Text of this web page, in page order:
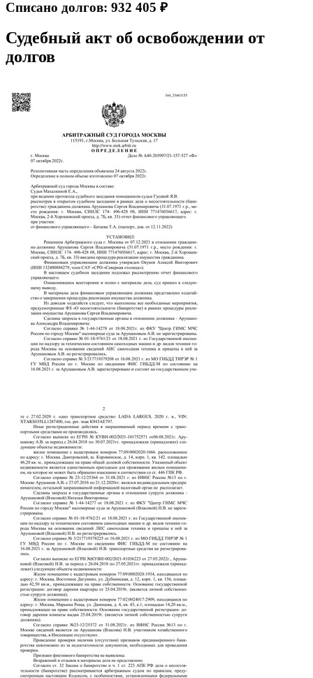
Списано долгов: 932 405 ₽
Судебный акт об освобождении от
долгов